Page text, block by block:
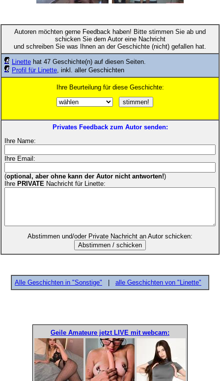
Autoren möchten gerne Feedback haben! Bitte stimmen Sie ab und
schicken Sie dem Autor eine Nachricht
und schreiben Sie was Ihnen an der Geschichte (nicht) gefallen hat.
Linette hat 47 Geschichte(n) auf diesen Seiten.
Profil für Linette , inkl. aller Geschichten
Ihre Beurteilung für diese Geschichte:
Privates Feedback zum Autor senden:
Ihre Name:
Ihre Email:
(optional, aber ohne kann der Autor nicht antworten!)
Ihre PRIVATE Nachricht für Linette:
Abstimmen und/oder Private Nachricht an Autor schicken:
Alle Geschichten in "Sonstige" alle Geschichten von "Linette"
Geile Amateure jetzt LIVE mit webcam: